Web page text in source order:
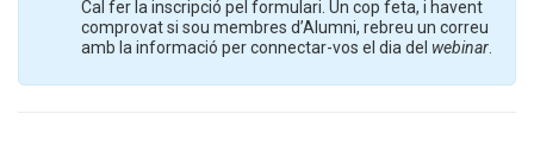
Cal fer la inscripció pel formulari. Un cop feta, i havent
comprovat si sou membres d’Alumni, rebreu un correu
amb la informació per connectar-vos el dia del webinar